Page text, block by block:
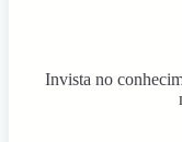
Invista no